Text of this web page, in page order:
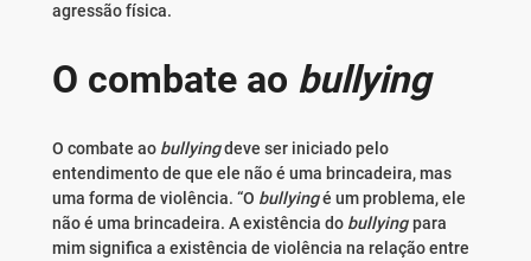
agressão física.
O combate ao bullying
O combate ao bullyingdeve ser iniciado pelo
entendimento de que ele não é uma brincadeira, mas
uma forma de violência. “O bullyingé um problema, ele
não é uma brincadeira. A existência do bullyingpara
mim significa a existência de violência na relação entre